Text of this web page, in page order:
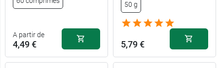
comprimés
2 x 40
12,99 €
A partir de
4,49 €
50 g
5,79 €